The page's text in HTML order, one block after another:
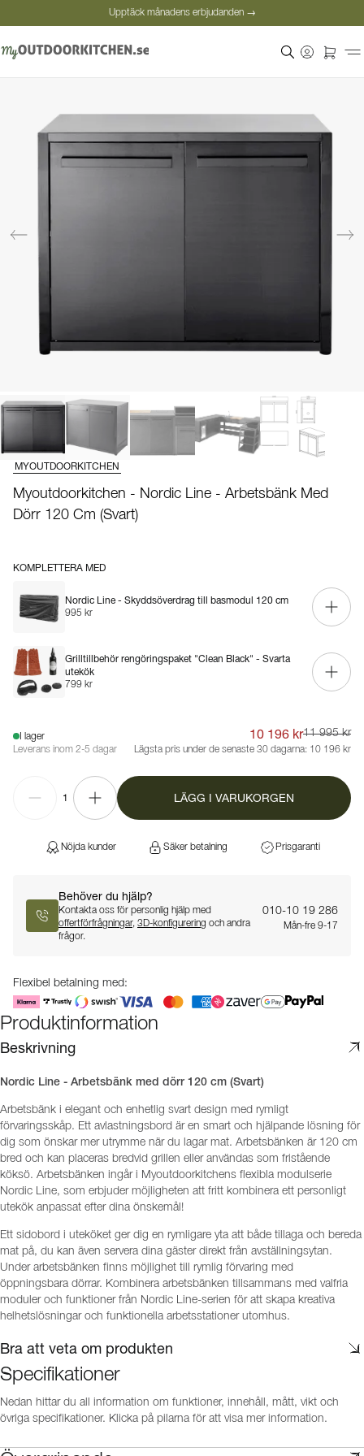
Upptäck månadens erbjudanden →
Upptäck månadens erbjudanden →
MYOUTDOORKITCHEN
Myoutdoorkitchen - Nordic Line - Arbetsbänk Med
Dörr 120 Cm (Svart)
KOMPLETTERA MED
Nordic Line - Skyddsöverdrag till basmodul 120 cm
995 kr
Grilltillbehör rengöringspaket "Clean Black" - Svarta
utekök
799 kr
I lager
Leverans inom 2-5 dagar
10 196 kr11 995 kr
Lägsta pris under de senaste 30 dagarna: 10 196 kr
1 LÄGG I VARUKORGEN
Nöjda kunder Säker betalning Prisgaranti
Behöver du hjälp?
Kontakta oss för personlig hjälp med
offertförfrågningar, 3D-konfigurering och andra
frågor.
010-10 19 286
Mån-fre 9-17
Flexibel betalning med:
Produktinformation
Beskrivning
Nordic Line - Arbetsbänk med dörr 120 cm (Svart)
Arbetsbänk i elegant och enhetlig svart design med rymligt
förvaringsskåp. Ett avlastningsbord är en smart och hjälpande lösning för
dig som önskar mer utrymme när du lagar mat. Arbetsbänken är 120 cm
bred och kan placeras bredvid grillen eller användas som fristående
köksö. Arbetsbänken ingår i Myoutdoorkitchens flexibla modulserie
Nordic Line, som erbjuder möjligheten att fritt kombinera ett personligt
utekök anpassat efter dina önskemål!
Ett sidobord i uteköket ger dig en rymligare yta att både tillaga och bereda
mat på, du kan även servera dina gäster direkt från avställningsytan.
Under arbetsbänken finns möjlighet till rymlig förvaring med
öppningsbara dörrar. Kombinera arbetsbänken tillsammans med valfria
moduler och funktioner från Nordic Line-serien för att skapa kreativa
helhetslösningar och funktionella arbetsstationer utomhus.
Bra att veta om produkten
Specifikationer
Nedan hittar du all information om funktioner, innehåll, mått, vikt och
övriga specifikationer. Klicka på pilarna för att visa mer information.